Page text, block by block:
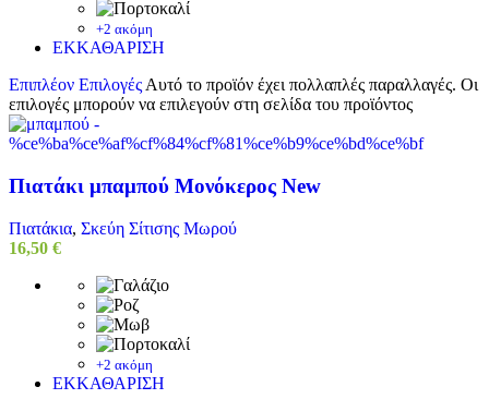
+2 ακόμη
ΕΚΚΑΘΑΡΙΣΗ
Επιπλέον Επιλογές Αυτό το προϊόν έχει πολλαπλές παραλλαγές. Οι
επιλογές μπορούν να επιλεγούν στη σελίδα του προϊόντος
Πιατάκι μπαμπού Μονόκερος New
Πιατάκια, Σκεύη Σίτισης Μωρού
16,50 €
+2 ακόμη
ΕΚΚΑΘΑΡΙΣΗ